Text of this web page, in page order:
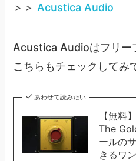
＞＞ Acustica Audio
Acustica Audioはフリー
こちらもチェックしてみ
あわせて読みたい
【無料
The
ールの
きるワ